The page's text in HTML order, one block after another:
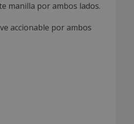
manilla por ambos lados.
accionable por ambos